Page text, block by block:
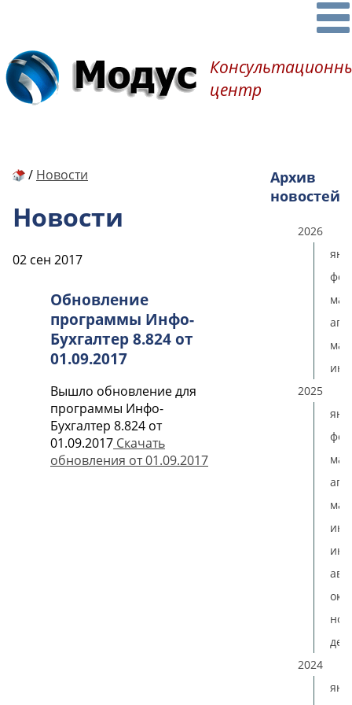
центр
/ Новости
Новости
02 сен 2017
Обновление
программы Инфо-
Бухгалтер 8.824 от
01.09.2017
Вышло обновление для
программы Инфо-
Бухгалтер 8.824 от
01.09.2017 Скачать
обновления от 01.09.2017
Архив
новостей
2026
мая
2025
мая
2024